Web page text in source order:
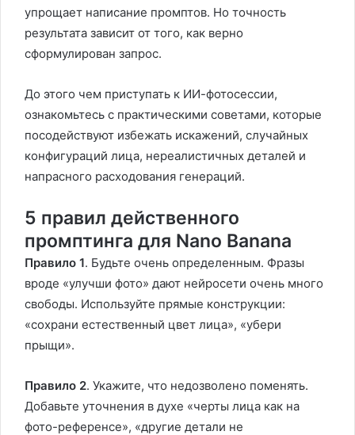
упрощает написание промптов. Но точность
результата зависит от того, как верно
сформулирован запрос.
До этого чем приступать к ИИ-фотосессии,
ознакомьтесь с практическими советами, которые
посодействуют избежать искажений, случайных
конфигураций лица, нереалистичных деталей и
напрасного расходования генераций.
5 правил действенного
промптинга для Nano Banana
Правило 1. Будьте очень определенным. Фразы
вроде «улучши фото» дают нейросети очень много
свободы. Используйте прямые конструкции:
«сохрани естественный цвет лица», «убери
прыщи».
Правило 2. Укажите, что недозволено поменять.
Добавьте уточнения в духе «черты лица как на
фото-референсе», «другие детали не